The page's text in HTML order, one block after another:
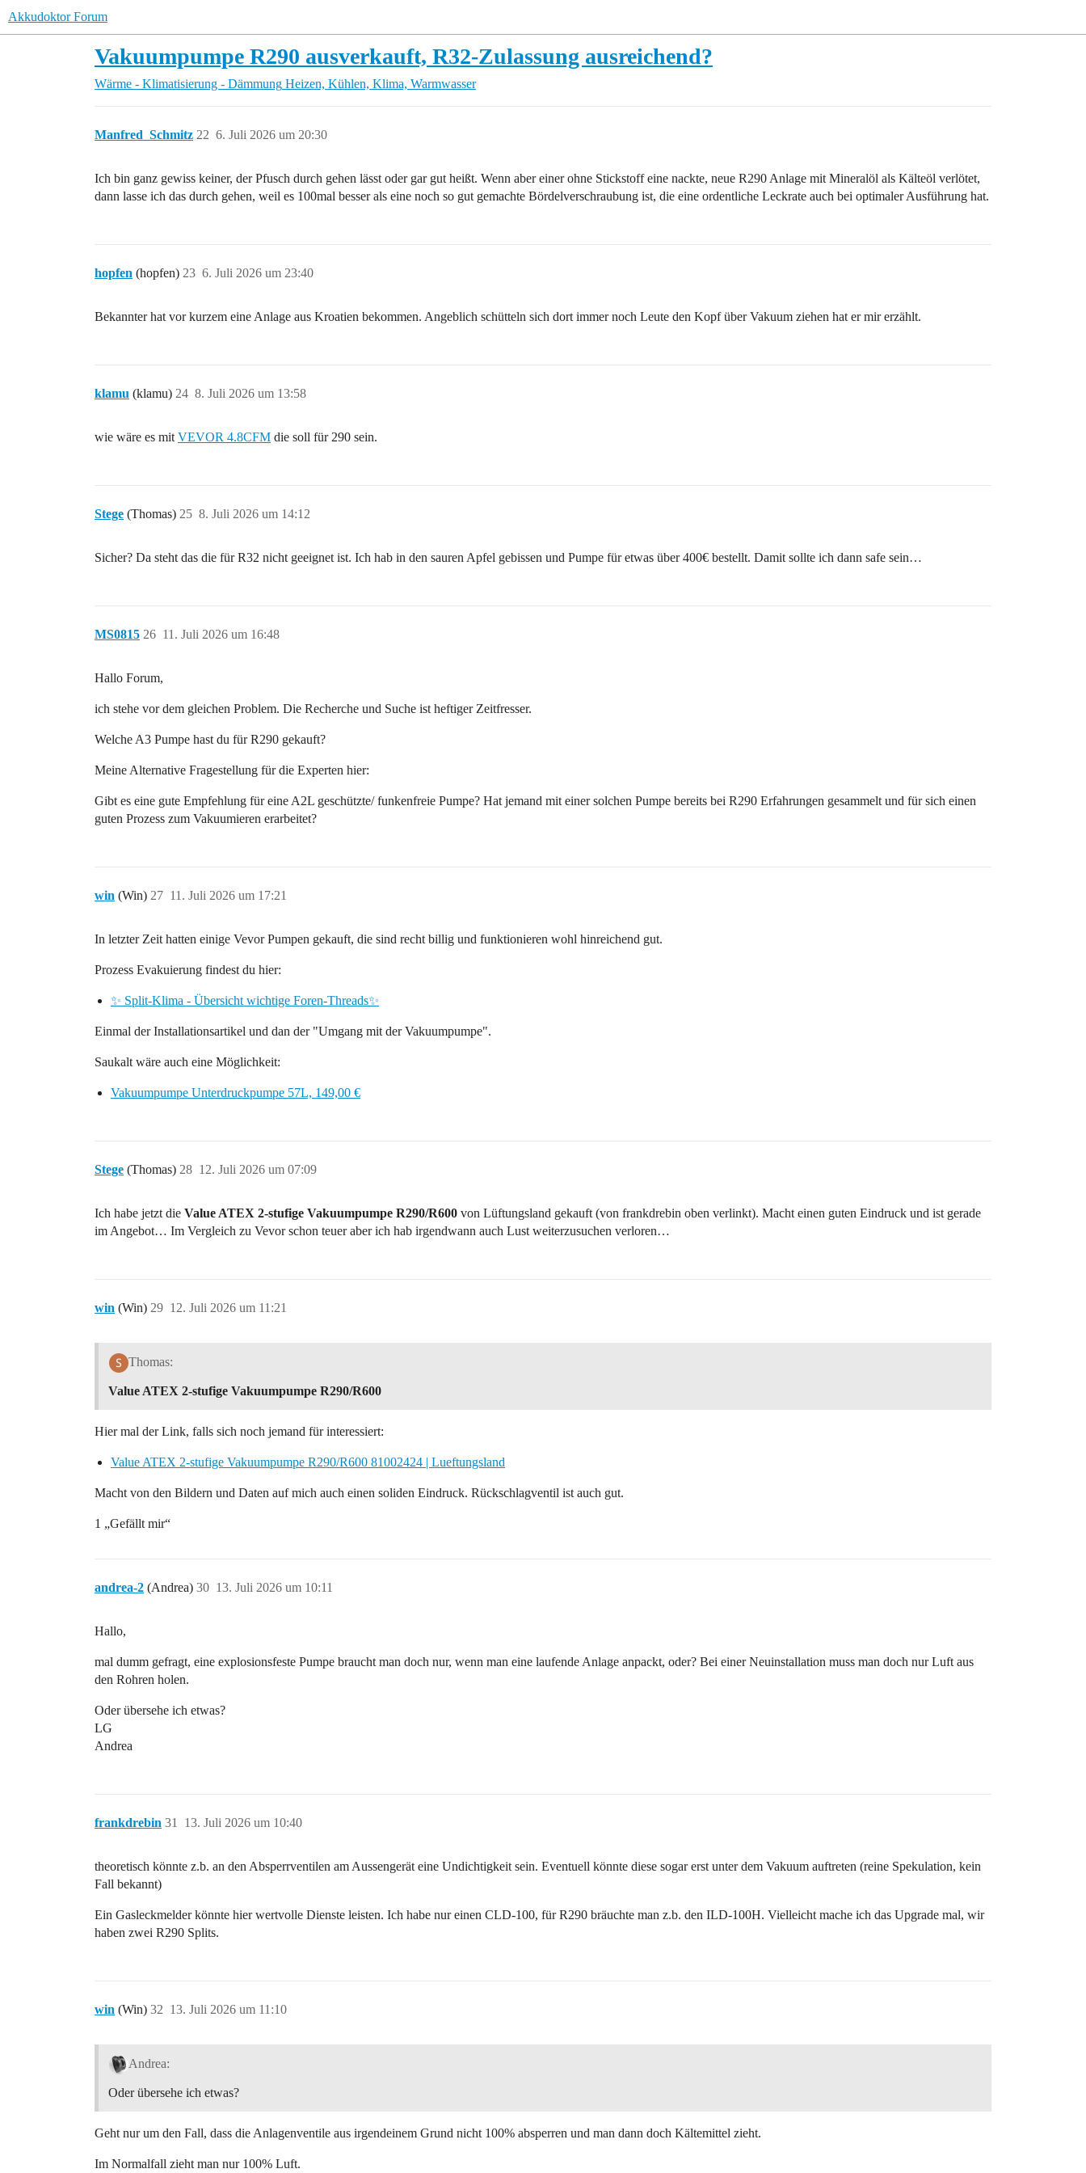
Akkudoktor Forum
Vakuumpumpe R290 ausverkauft, R32-Zulassung ausreichend?
Wärme - Klimatisierung - Dämmung Heizen, Kühlen, Klima, Warmwasser
Manfred_Schmitz 6. Juli 2026 um 20:30
22
Ich bin ganz gewiss keiner, der Pfusch durch gehen lässt oder gar gut heißt. Wenn aber einer ohne Stickstoff eine nackte, neue R290 Anlage mit Mineralöl als Kälteöl verlötet,
dann lasse ich das durch gehen, weil es 100mal besser als eine noch so gut gemachte Bördelverschraubung ist, die eine ordentliche Leckrate auch bei optimaler Ausführung hat.
hopfen (hopfen) 6. Juli 2026 um 23:40
23
Bekannter hat vor kurzem eine Anlage aus Kroatien bekommen. Angeblich schütteln sich dort immer noch Leute den Kopf über Vakuum ziehen hat er mir erzählt.
klamu (klamu) 8. Juli 2026 um 13:58
24
wie wäre es mit VEVOR 4.8CFM die soll für 290 sein.
Stege (Thomas) 8. Juli 2026 um 14:12
25
Sicher? Da steht das die für R32 nicht geeignet ist. Ich hab in den sauren Apfel gebissen und Pumpe für etwas über 400€ bestellt. Damit sollte ich dann safe sein…
MS0815 11. Juli 2026 um 16:48
26
Hallo Forum,
ich stehe vor dem gleichen Problem. Die Recherche und Suche ist heftiger Zeitfresser.
Welche A3 Pumpe hast du für R290 gekauft?
Meine Alternative Fragestellung für die Experten hier:
Gibt es eine gute Empfehlung für eine A2L geschützte/ funkenfreie Pumpe? Hat jemand mit einer solchen Pumpe bereits bei R290 Erfahrungen gesammelt und für sich einen
guten Prozess zum Vakuumieren erarbeitet?
win (Win) 11. Juli 2026 um 17:21
27
In letzter Zeit hatten einige Vevor Pumpen gekauft, die sind recht billig und funktionieren wohl hinreichend gut.
Prozess Evakuierung findest du hier:
✨ Split-Klima - Übersicht wichtige Foren-Threads✨
Einmal der Installationsartikel und dan der "Umgang mit der Vakuumpumpe".
Saukalt wäre auch eine Möglichkeit:
Vakuumpumpe Unterdruckpumpe 57L, 149,00 €
Stege (Thomas) 12. Juli 2026 um 07:09
28
Ich habe jetzt die Value ATEX 2-stufige Vakuumpumpe R290/R600 von Lüftungsland gekauft (von frankdrebin oben verlinkt). Macht einen guten Eindruck und ist gerade
im Angebot… Im Vergleich zu Vevor schon teuer aber ich hab irgendwann auch Lust weiterzusuchen verloren…
win (Win) 12. Juli 2026 um 11:21
29
Thomas:
Value ATEX 2-stufige Vakuumpumpe R290/R600
Hier mal der Link, falls sich noch jemand für interessiert:
Value ATEX 2-stufige Vakuumpumpe R290/R600 81002424 | Lueftungsland
Macht von den Bildern und Daten auf mich auch einen soliden Eindruck. Rückschlagventil ist auch gut.
1 „Gefällt mir“
andrea-2 (Andrea) 13. Juli 2026 um 10:11
30
Hallo,
mal dumm gefragt, eine explosionsfeste Pumpe braucht man doch nur, wenn man eine laufende Anlage anpackt, oder? Bei einer Neuinstallation muss man doch nur Luft aus
den Rohren holen.
Oder übersehe ich etwas?
LG
Andrea
frankdrebin 13. Juli 2026 um 10:40
31
theoretisch könnte z.b. an den Absperrventilen am Aussengerät eine Undichtigkeit sein. Eventuell könnte diese sogar erst unter dem Vakuum auftreten (reine Spekulation, kein
Fall bekannt)
Ein Gasleckmelder könnte hier wertvolle Dienste leisten. Ich habe nur einen CLD-100, für R290 bräuchte man z.b. den ILD-100H. Vielleicht mache ich das Upgrade mal, wir
haben zwei R290 Splits.
win (Win) 13. Juli 2026 um 11:10
32
Andrea:
Oder übersehe ich etwas?
Geht nur um den Fall, dass die Anlagenventile aus irgendeinem Grund nicht 100% absperren und man dann doch Kältemittel zieht.
Im Normalfall zieht man nur 100% Luft.